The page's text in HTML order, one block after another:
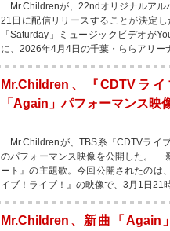
Mr.Childrenが、22ndオリジナルアル
21日に配信リリースすることが決定
「Saturday」ミュージックビデオが
に、2026年4月4日の千葉・ららアリー
Mr.Children、『CDTVラ
「Again」パフォーマンス映
Mr.Childrenが、TBS系『CDTVライ
のパフォーマンス映像を公開した。
ート』の主題歌。今回公開されたのは
イブ！ライブ！』の映像で、3月1日21
Mr.Children、新曲「Again